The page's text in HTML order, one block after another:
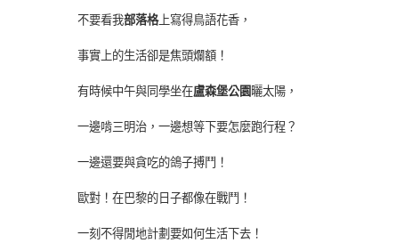
不要看我部落格上寫得鳥語花香，
事實上的生活卻是焦頭爛額！
有時候中午與同學坐在盧森堡公園曬太陽，
一邊啃三明治，一邊想等下要怎麼跑行程？
一邊還要與貪吃的鴿子搏鬥！
歐對！在巴黎的日子都像在戰鬥！
一刻不得閒地計劃要如何生活下去！